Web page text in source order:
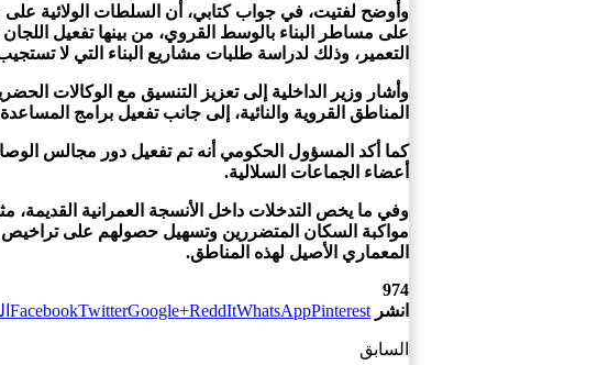
وأوضح لفتيت، في جواب كتابي، أن السلطات الولائية
التعمير، وذلك لدراسة طلبات مشاريع البناء التي لا
وأشار وزير الداخلية إلى تعزيز التنسيق مع الوكالات
المناطق القروية والنائية، إلى جانب تفعيل برامج
كما أكد المسؤول الحكومي أنه تم تفعيل دور مجالس
أعضاء الجماعات السلالية.
وفي ما يخص التدخلات داخل الأنسجة العمرانية
مواكبة السكان المتضررين وتسهيل حصولهم على تراخيص
المعماري الأصيل لهذه المناطق.
974
انشر
FacebookTwitterGoogle+ReddItWhatsAppPinterest
السابق